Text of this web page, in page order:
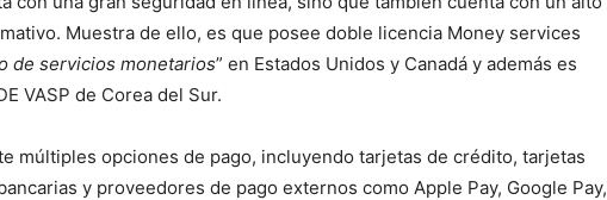
Muestra de ello, es que posee doble licencia Money services
de servicios monetarios” en Estados Unidos y Canadá y además es
VASP de Corea del Sur.
múltiples opciones de pago, incluyendo tarjetas de crédito, tarjetas
y proveedores de pago externos como Apple Pay, Google Pay,